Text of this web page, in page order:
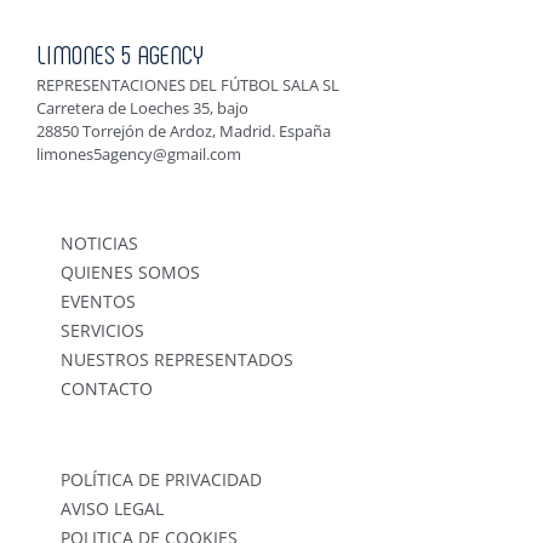
LIMONES 5 AGENCY
REPRESENTACIONES DEL FÚTBOL SALA SL
Carretera de Loeches 35, bajo
28850 Torrejón de Ardoz, Madrid. España
limones5agency@gmail.com
NOTICIAS
QUIENES SOMOS
EVENTOS
SERVICIOS
NUESTROS REPRESENTADOS
CONTACTO
POLÍTICA DE PRIVACIDAD
AVISO LEGAL
POLITICA DE COOKIES